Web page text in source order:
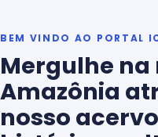
BEM VINDO AO PORTAL
Mergulhe
Amazônia
nosso